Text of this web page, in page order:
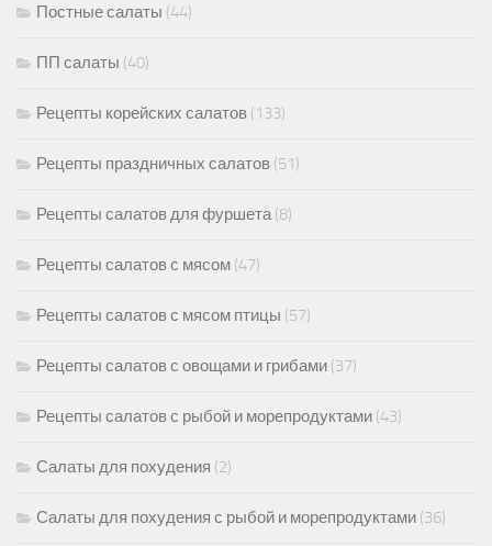
Постные салаты (44)
ПП салаты (40)
Рецепты корейских салатов (133)
Рецепты праздничных салатов (51)
Рецепты салатов для фуршета(8)
Рецепты салатов с мясом (47)
Рецепты салатов с мясом птицы (57)
Рецепты салатов с овощами и грибами (37)
Рецепты салатов с рыбой и морепродуктами (43)
Салаты для похудения (2)
Салаты для похудения с рыбой и морепродуктами (36)